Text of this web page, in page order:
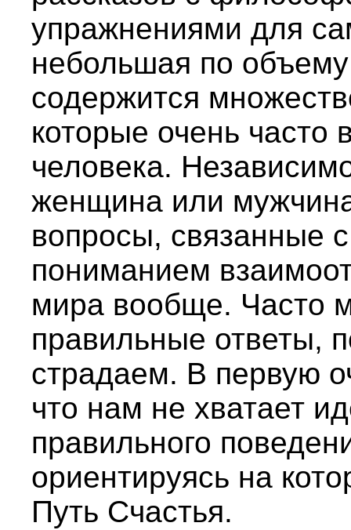
упражнениями для
небольшая по
содержится
которые очень часто
человека.
женщина или
вопросы, связанные
пониманием
мира вообще. Часто
правильные ответы,
страдаем. В первую
что нам не хватает
правильного
ориентируясь на
Путь Счастья.